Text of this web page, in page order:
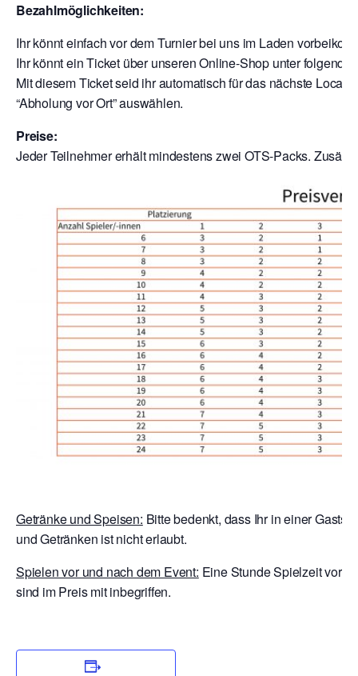
Bezahlmöglichkeiten:
Ihr könnt einfach vor dem Turnier bei uns im Laden
Ihr könnt ein Ticket über unseren Online-Shop unter
Mit diesem Ticket seid ihr automatisch für das nächste Local
“Abholung vor Ort” auswählen.
Preise:
Jeder Teilnehmer erhält mindestens zwei OTS-Packs.
Getränke und Speisen: Bitte bedenkt, dass Ihr in einer
und Getränken ist nicht erlaubt.
Spielen vor und nach dem Event: Eine Stunde Spielzeit vor
sind im Preis mit inbegriffen.